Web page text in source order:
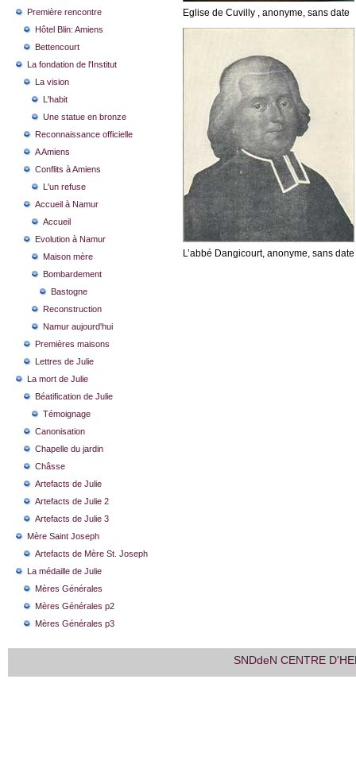
Première rencontre
Hôtel Blin: Amiens
Bettencourt
La fondation de l'Institut
La vision
L'habit
Une statue en bronze
Reconnaissance officielle
A Amiens
Conflits à Amiens
L'un refuse
Accueil à Namur
Accueil
Evolution à Namur
Maison mère
Bombardement
Bastogne
Reconstruction
Namur aujourd'hui
Premières maisons
Lettres de Julie
La mort de Julie
Béatification de Julie
Témoignage
Canonisation
Chapelle du jardin
Châsse
Artefacts de Julie
Artefacts de Julie 2
Artefacts de Julie 3
Mère Saint Joseph
Artefacts de Mère St. Joseph
La médaille de Julie
Mères Générales
Mères Générales p2
Mères Générales p3
Eglise de Cuvilly , anonyme, sans date
L’abbé Dangicourt, anonyme, sans date
SNDdeN CENTRE